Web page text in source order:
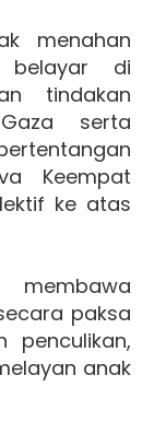
menahan
belayar di
tindakan
serta
Keempat
ke atas
membawa
paksa
anak